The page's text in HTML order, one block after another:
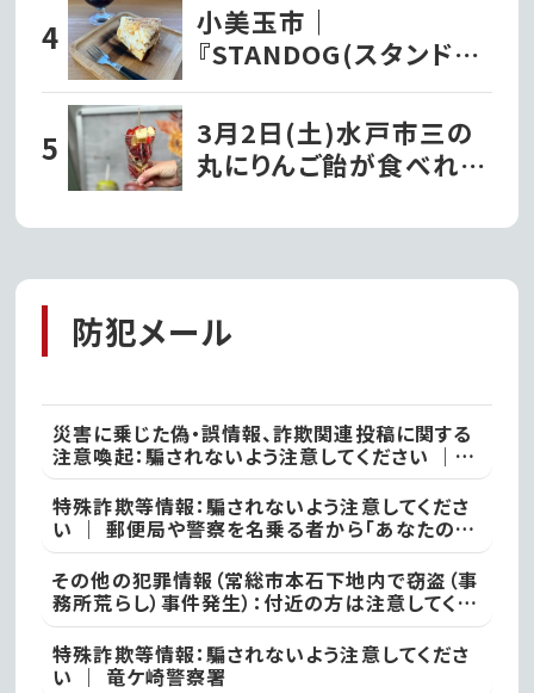
小美玉市｜
『STANDOG(スタンドッ
ク)』でいただく絶品チー
ズケーキ!!
3月2日(土)水戸市三の
丸にりんご飴が食べれる
Surprise』がオープンし
防犯メール
災害に乗じた偽・誤情報、詐欺関連投稿に関する
注意喚起：騙されないよう注意してください ｜
不審な投稿やメール等で不安を感じた際は、最寄
りの警察署
特殊詐欺等情報：騙されないよう注意してくださ
い ｜ 郵便局や警察を名乗る者から「あなたの名
義の郵便物が」や「あなた名義の口座が」などと
いった電話があった際には、決して対応せず、すぐ
に電話を切って取手警察署
その他の犯罪情報（常総市本石下地内で窃盗（事
務所荒らし）事件発生）：付近の方は注意してくだ
さい ｜ 常総警察署
特殊詐欺等情報：騙されないよう注意してくださ
い ｜ 竜ケ崎警察署